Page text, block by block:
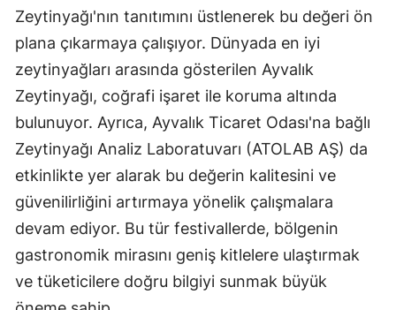
Zeytinyağı'nın tanıtımını üstlenerek bu değeri ön
plana çıkarmaya çalışıyor. Dünyada en iyi
zeytinyağları arasında gösterilen Ayvalık
Zeytinyağı, coğrafi işaret ile koruma altında
bulunuyor. Ayrıca, Ayvalık Ticaret Odası'na bağlı
Zeytinyağı Analiz Laboratuvarı (ATOLAB AŞ) da
etkinlikte yer alarak bu değerin kalitesini ve
güvenilirliğini artırmaya yönelik çalışmalara
devam ediyor. Bu tür festivallerde, bölgenin
gastronomik mirasını geniş kitlelere ulaştırmak
ve tüketicilere doğru bilgiyi sunmak büyük